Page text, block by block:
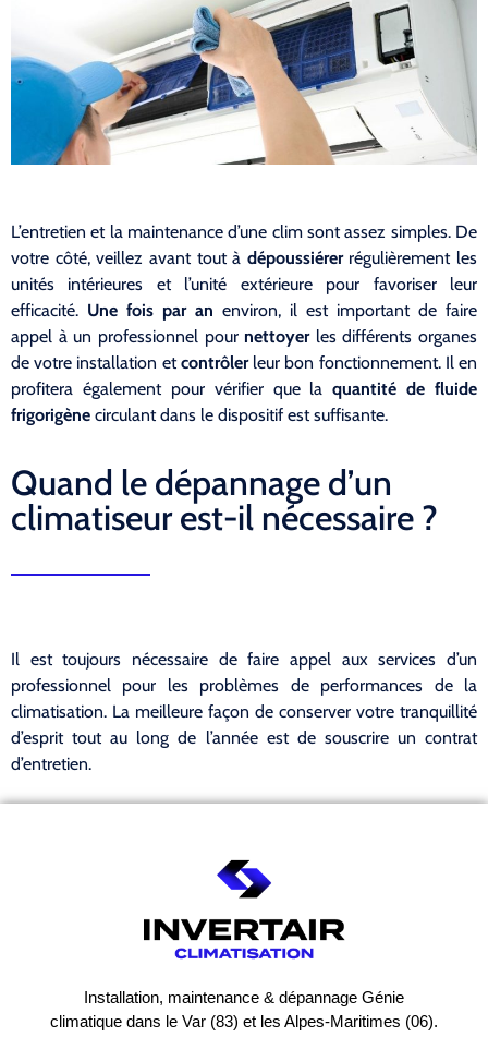
L’entretien et la maintenance d’une clim sont assez simples. De
votre côté, veillez avant tout à dépoussiérerrégulièrement les
unités intérieures et l’unité extérieure pour favoriser leur
efficacité. Une fois par an environ, il est important de faire
appel à un professionnel pour nettoyerles différents organes
de votre installation etcontrôlerleur bon fonctionnement. Il en
profitera également pour vérifier que laquantité de fluide
frigorigène circulant dans le dispositif est suffisante.
Quand le dépannage d’un
climatiseur est-il nécessaire ?
Il est toujours nécessaire de faire appel aux services d’un
professionnel pour les problèmes de performances de la
climatisation. La meilleure façon de conserver votre tranquillité
d’esprit tout au long de l’année est de souscrire un contrat
d’entretien.
Installation, maintenance & dépannage Génie
climatique dans le Var (83) et les Alpes-Maritimes (06).